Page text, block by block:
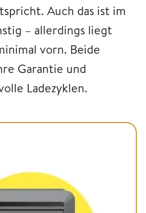
Auch das ist im
– allerdings liegt
vorn. Beide
Garantie und
Ladezyklen.